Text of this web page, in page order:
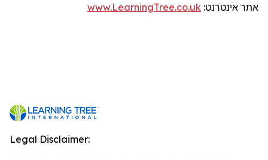
אתר אינטרנט:
www.LearningTree.co.uk
Legal Disclaimer: